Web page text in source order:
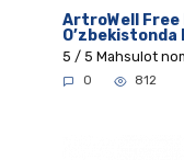
ArtroWell Free
5 / 5 Mahsulot
0 812